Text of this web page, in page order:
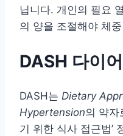
닙니다. 개인의 필요
의 양을 조절해야 체
DASH 다이
DASH는 Dietary
Hypertension의 약자
기 위한 식사 접근법’